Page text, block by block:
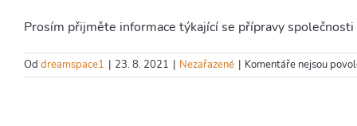
Prosím přijměte informace týkající se přípravy společnosti
Od dreamspace1 | 23. 8. 2021 | Nezařazené | Komentáře nejsou